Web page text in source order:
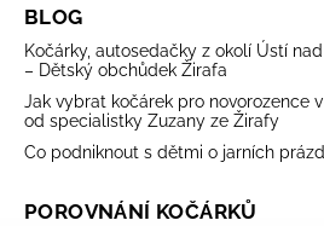
BLOG
Kočárky, autosedačky z okolí Ústí
– Dětský obchůdek Žirafa
Jak vybrat kočárek pro novorozence
od specialistky Zuzany ze Žirafy
Co podniknout s dětmi o jarních
POROVNÁNÍ KOČÁRKŮ